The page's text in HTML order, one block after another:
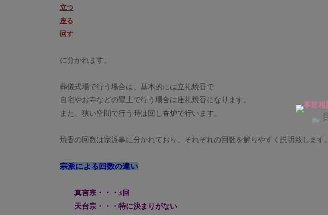
立つ
座る
回す
に分かれます。
葬儀式場で行う場合は、基本的には立礼焼香で
自宅やお寺などの畳上で行う場合は座礼焼香になります。
また、狭い空間で行う時は回し香炉で行います。
焼香の回数は宗派事に分かれており、それぞれの回数を解りやすく説明致します。
宗派による回数の違い
真言宗・・・3回
天台宗・・・特に決まりがない